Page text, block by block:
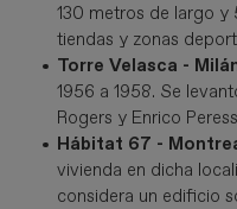
130 metros de largo y
tiendas y zonas
Torre Velasca -
1956 a 1958. Se
Rogers y Enrico
Hábitat 67 -
vivienda en dicha
considera un edificio